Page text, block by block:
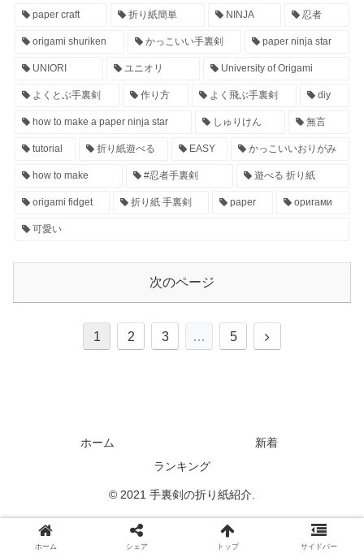
paper craft 折り紙簡単 NINJA 忍者
origami shuriken かっこいい手裏剣 paper ninja star
UNIORI ユニオリ University of Origami
よくとぶ手裏剣 作り方 よく飛ぶ手裏剣 diy
how to make a paper ninja star しゅりけん 無言
tutorial 折り紙遊べる EASY かっこいいおりがみ
how to make #忍者手裏剣 遊べる 折り紙
origami fidget 折り紙 手裏剣 paper оригами
可愛い
次のページ
1 2 3 … 5
ホーム
新着
ランキング
© 2021 手裏剣の折り紙紹介.
ホーム シェア トップ サイドバー